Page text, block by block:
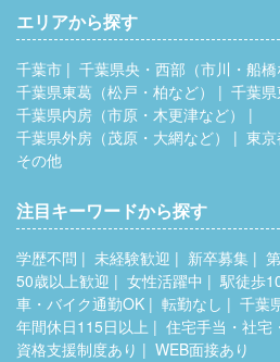
エリアから探す
千葉市
千葉県央・西部（市川・船橋
千葉県東葛（松戸・柏など）
千葉県
千葉県内房（市原・木更津など）
千葉県外房（茂原・大網など）
東京
その他
注目キーワードから探す
学歴不問 未経験歓迎 新卒募集
50歳以上歓迎
女性活躍中
駅徒歩
車・バイク通勤OK
転勤なし 千葉
年間休日115日以上
住宅手当・社宅
資格支援制度あり
WEB面接あり